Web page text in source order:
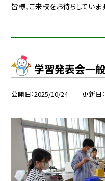
皆様、ご来校をお待ちしていま
学習発表会一般
公開日 2025/10/24 更新日